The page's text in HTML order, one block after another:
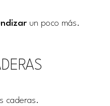
un poco más.
caderas.